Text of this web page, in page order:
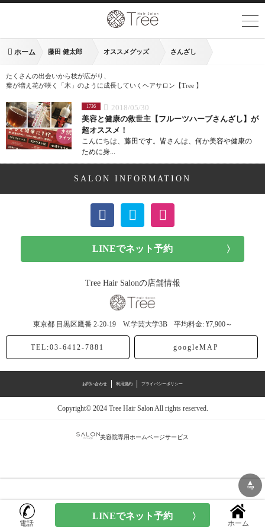
ホーム 藤田 健太郎 オススメグッズ さんざし
たくさんの出会いから枝が広がり、
葉が増え花が咲く「木」のように成長していくヘアサロン【Tree 】
1736
2018/05/30
美容と健康の救世主【フルーツハーブさんざし】が
超オススメ！
こんにちは、藤田です。皆さんは、何か美容や健康の
ために身...
SALON INFORMATION
Tree Hair Salonの店舗情報
東京都 目黒区鷹番 2-20-19 W.学芸大学3B 平均料金: ¥7,900～
TEL:03-6412-7881 googleMAP
お問い合わせ 利用規約 プライバシーポリシー
Copyright© 2024 Tree Hair Salon All rights reserved.
美容院専用ホームページサービス
▲
top
電話 ホーム